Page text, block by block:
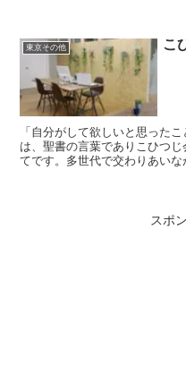
東京その他 こ
「自分がして欲しいと思った
は、聖書の言葉でありこひつ
てです。多世代で交わりあいな
スポ